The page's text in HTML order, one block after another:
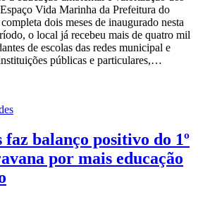
Vida Marinha da Prefeitura do
dois meses de inaugurado nesta
o local já recebeu mais de quatro mil
de escolas das redes municipal e
públicas e particulares,…
completa
faz balanço positivo do 1º
por mais educação